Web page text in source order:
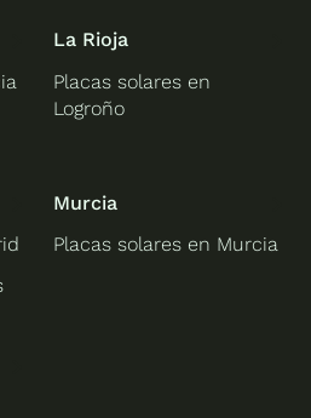
La Rioja
Placas solares en
Logroño
Murcia
Placas solares en Murcia